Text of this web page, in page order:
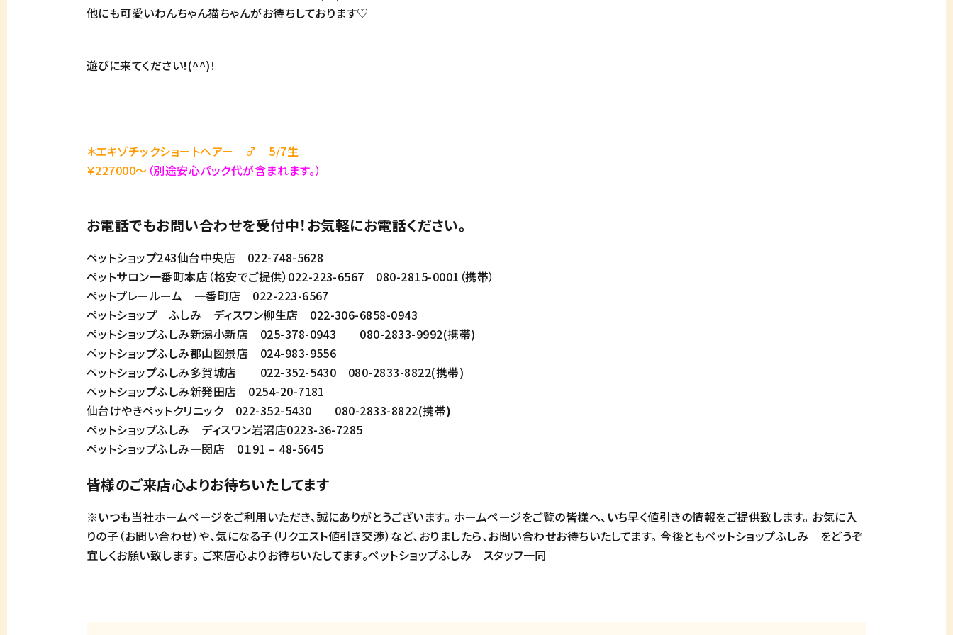
他にも可愛いわんちゃん猫ちゃんがお待ちしております♡
遊びに来てください!(^^)!
＊エキゾチックショートヘアー ♂ 5/7生
￥227000～ （別途安心パック代が含まれます。）
お電話でもお問い合わせを受付中！お気軽にお電話ください。
ペットショップ243仙台中央店 022-748-5628
ペットサロン一番町本店（格安でご提供）022-223-6567 080-2815-0001（携帯）
ペットプレールーム 一番町店 022-223-6567
ペットショップ ふしみ ディスワン柳生店 022-306-6858-0943
ペットショップふしみ新潟小新店 025-378-0943 080-2833-9992(携帯)
ペットショップふしみ郡山図景店 024-983-9556
ペットショップふしみ多賀城店 022-352-5430 080-2833-8822(携帯)
ペットショップふしみ新発田店 0254-20-7181
仙台けやきペットクリニック 022-352-5430 080-2833-8822(携帯)
ペットショップふしみ ディスワン岩沼店0223-36-7285
ペットショップふしみ一関店 0１91 – 48-5645
皆様のご来店心よりお待ちいたしてます
※いつも当社ホームページをご利用いただき、誠にありがとうございます。 ホームページをご覧の皆様へ、いち早く値引きの情報をご提供致します。 お気に入
りの子（お問い合わせ）や、気になる子（リクエスト値引き交渉）など、おりましたら、お問い合わせお待ちいたしてます。 今後ともペットショップふしみ をどうぞ
宜しくお願い致します。 ご来店心よりお待ちいたしてます。ペットショップふしみ スタッフ一同